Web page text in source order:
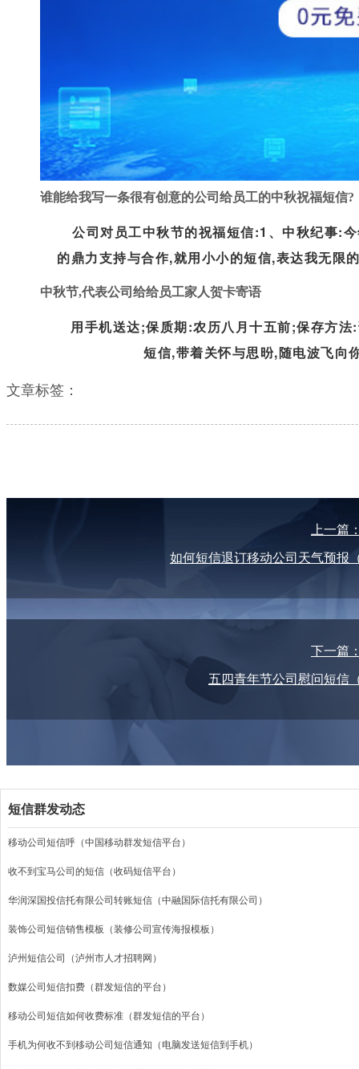
谁能给我写一条很有创意的公司给员工的中秋祝福短信?
公司对员工中秋节的祝福短信:1、中秋纪事:
的鼎力支持与合作,就用小小的短信,表达我无限
中秋节,代表公司给给员工家人贺卡寄语
用手机送达;保质期:农历八月十五前;保存方
短信,带着关怀与思昐,随电波飞向
文章标签：
上一篇
如何短信退订移动公司天气预报
下一篇
五四青年节公司慰问短信
短信群发动态
移动公司短信呼（中国移动群发短信平台）
收不到宝马公司的短信（收码短信平台）
华润深国投信托有限公司转账短信（中融国际信托有限公司）
装饰公司短信销售模板（装修公司宣传海报模板）
泸州短信公司（泸州市人才招聘网）
数媒公司短信扣费（群发短信的平台）
移动公司短信如何收费标准（群发短信的平台）
手机为何收不到移动公司短信通知（电脑发送短信到手机）